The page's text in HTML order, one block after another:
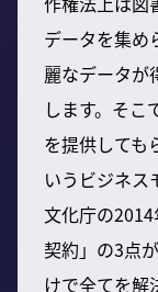
データを集め
麗なデータが
します。そこ
を提供しても
いうビジネス
文化庁の
契約」の3点
けで全てを解